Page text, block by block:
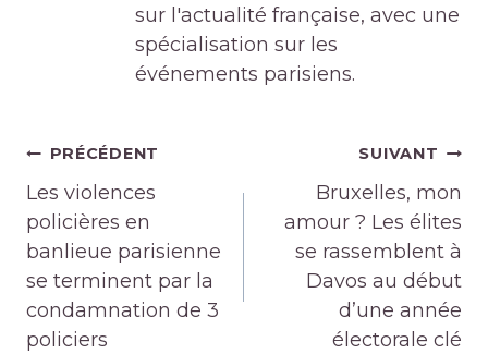
sur l'actualité française, avec une
spécialisation sur les
événements parisiens.
Navigation
de
l’article
PRÉCÉDENT
Les violences
policières en
banlieue parisienne
se terminent par la
condamnation de 3
policiers
SUIVANT
Bruxelles, mon
amour ? Les élites
se rassemblent à
Davos au début
d’une année
électorale clé